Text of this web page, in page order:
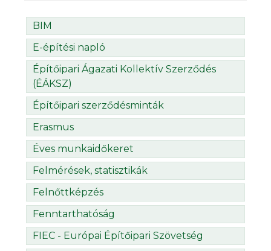
BIM
E-építési napló
Építőipari Ágazati Kollektív Szerződés
(ÉÁKSZ)
Építőipari szerződésminták
Erasmus
Éves munkaidőkeret
Felmérések, statisztikák
Felnőttképzés
Fenntarthatóság
FIEC - Európai Építőipari Szövetség